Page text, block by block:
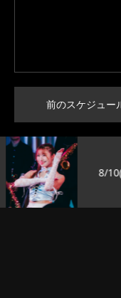
前のスケジュー
8/10(